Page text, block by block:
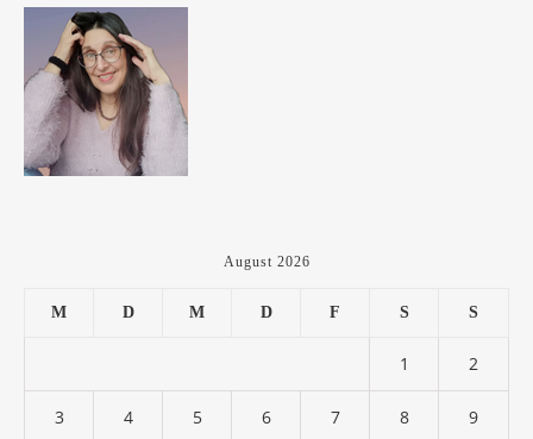
August 2026
M D M D F S S
1 2
3 4 5 6 7 8 9